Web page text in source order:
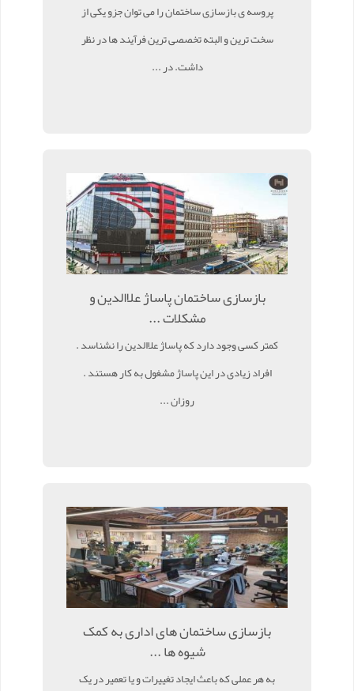
پروسه ی بازسازی ساختمان را می توان جزو یکی از
سخت ترین و البته تخصصی ترین فرآیند ها در نظر
داشت. در ...
بازسازی ساختمان پاساژ علاالدین و
مشکلات ...
کمتر کسی وجود دارد که پاساژ علاالدین را نشناسد .
افراد زیادی در این پاساژ مشغول به کار هستند .
روزان ...
بازسازی ساختمان های اداری به کمک
شیوه ها ...
به هر عملی که باعث ایجاد تغییرات و یا تعمیر در یک